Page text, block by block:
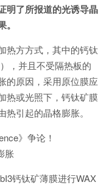
明了所报道的光诱导晶
热方方式，其中的钙钛
，并且不受隔热板的
的原因，采用原位膜应
热或光照下，钙钛矿膜
引起的晶格膨胀。
胀
钙钛矿薄膜进行WAX